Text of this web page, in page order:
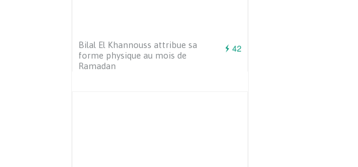
42
Bilal El Khannouss attribue sa
forme physique au mois de
Ramadan